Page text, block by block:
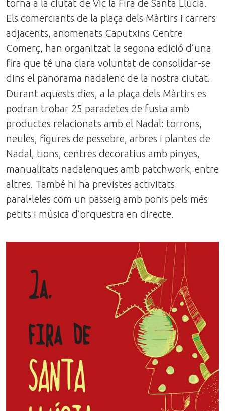
torna a la ciutat de Vic la Fira de Santa Llúcia.
Els comerciants de la plaça dels Màrtirs i carrers
adjacents, anomenats Caputxins Centre
Comerç, han organitzat la segona edició d’una
fira que té una clara voluntat de consolidar-se
dins el panorama nadalenc de la nostra ciutat.
Durant aquests dies, a la plaça dels Màrtirs es
podran trobar 25 paradetes de fusta amb
productes relacionats amb el Nadal: torrons,
neules, figures de pessebre, arbres i plantes de
Nadal, tions, centres decoratius amb pinyes,
manualitats nadalenques amb patchwork, entre
altres. També hi ha previstes activitats
paral•leles com un passeig amb ponis pels més
petits i música d’orquestra en directe.